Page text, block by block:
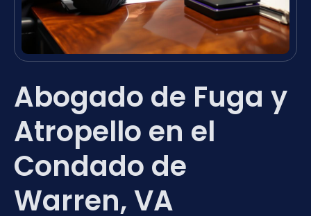
Abogado de Fuga y
Atropello en el
Condado de
Warren, VA